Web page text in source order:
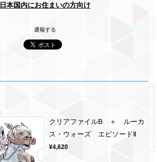
日本国内にお住まいの方向け
通報する
クリアファイルB ＋ ルーカ
ス・ウォーズ エピソードⅡ
¥4,620